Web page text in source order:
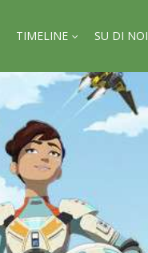
TIMELINE SU DI NOI